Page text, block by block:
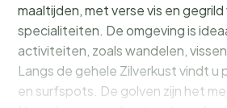
maaltijden, met verse vis en gegrild
specialiteiten. De omgeving is
activiteiten, zoals wandelen,
Langs de gehele Zilverkust vindt u
en surfspots. De golven zijn het